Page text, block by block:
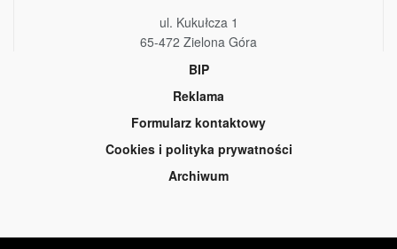
ul. Kukułcza 1
65-472 Zielona Góra
BIP
Reklama
Formularz kontaktowy
Cookies i polityka prywatności
Archiwum